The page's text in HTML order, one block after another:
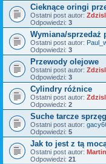
Cieknące oringi
Ostatni post autor:
Odpowiedzi: 3
Wymiana/sprzedaż
Ostatni post autor:
Odpowiedzi: 3
Przewody olejowe
Ostatni post autor:
Odpowiedzi: 3
Cylindry różnice
Ostatni post autor:
Odpowiedzi: 2
Suche tarcze
Ostatni post autor:
Odpowiedzi: 5
Jak to jest z tą
Ostatni post autor:
Odpowiedzi: 21